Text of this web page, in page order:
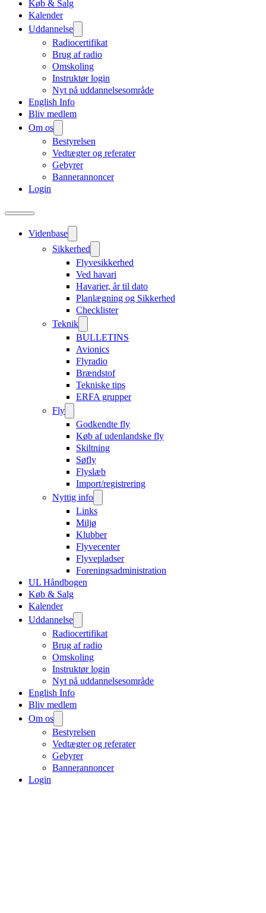
Køb & Salg
Kalender
Uddannelse
Radiocertifikat
Brug af radio
Omskoling
Instruktør login
Nyt på uddannelsesområde
English Info
Bliv medlem
Om os
Bestyrelsen
Vedtægter og referater
Gebyrer
Bannerannoncer
Login
Videnbase
Sikkerhed
Flyvesikkerhed
Ved havari
Havarier, år til dato
Planlægning og Sikkerhed
Checklister
Teknik
BULLETINS
Avionics
Flyradio
Brændstof
Tekniske tips
ERFA grupper
Fly
Godkendte fly
Køb af udenlandske fly
Skiltning
Søfly
Flyslæb
Import/registrering
Nyttig info
Links
Miljø
Klubber
Flyvecenter
Flyvepladser
Foreningsadministration
UL Håndbogen
Køb & Salg
Kalender
Uddannelse
Radiocertifikat
Brug af radio
Omskoling
Instruktør login
Nyt på uddannelsesområde
English Info
Bliv medlem
Om os
Bestyrelsen
Vedtægter og referater
Gebyrer
Bannerannoncer
Login